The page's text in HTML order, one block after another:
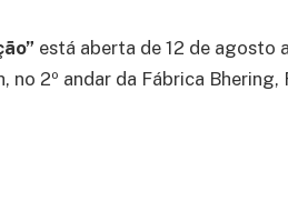
está aberta de 12 de agosto
no 2º andar da Fábrica